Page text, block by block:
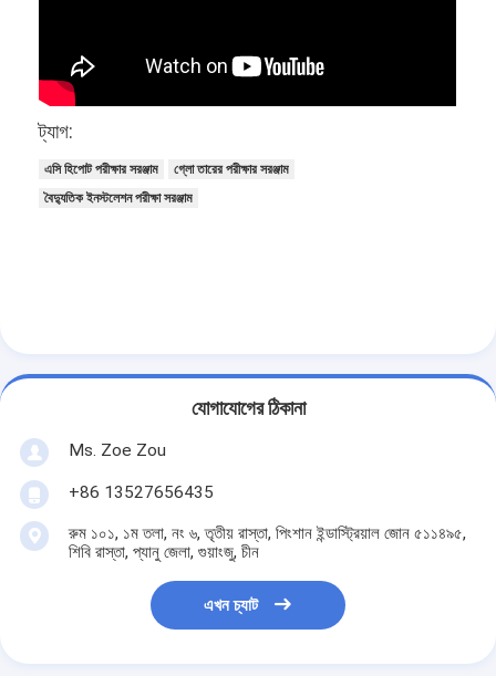
গুণমান নিয়ন্ত্রণ
আমাদের সাথে যোগাযোগ
খবর
শক্তি দক্ষতা ল্যাব
লাইফ পরীক্ষক স্যুইচ করুন
নেতৃত্বে পরীক্ষার সরঞ্জাম
ট্যাগ:
এসি হিপোট পরীক্ষার সরঞ্জাম
গ্লো তারের পরীক্ষার সরঞ্জাম
বৈদ্যুতিক ইনস্টলেশন পরীক্ষা সরঞ্জাম
যোগাযোগের ঠিকানা
Ms. Zoe Zou
+86 13527656435
রুম ১০১, ১ম তলা, নং ৬, তৃতীয় রাস্তা, পিংশান ইন্ডাস্ট্রিয়াল জোন ৫১১৪৯৫,
শিবি রাস্তা, প্যানু জেলা, গুয়াংজু, চীন
এখন চ্যাট